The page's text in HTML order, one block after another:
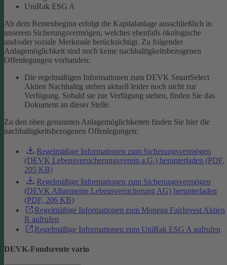
UniRak ESG A
Ab dem Rentenbeginn erfolgt die Kapitalanlage ausschließlich in
unserem Sicherungsvermögen, welches ebenfalls ökologische
und/oder soziale Merkmale berücksichtigt. Zu folgender
Anlagemöglichkeit sind noch keine nachhaltigkeitsbezogenen
Offenlegungen vorhanden:
Die regelmäßigen Informationen zum DEVK SmartSelect
Aktien Nachhaltig stehen aktuell leider noch nicht zur
Verfügung. Sobald sie zur Verfügung stehen, finden Sie das
Dokument an dieser Stelle.
Zu den oben genannten Anlagemöglichkeiten finden Sie hier die
nachhaltigkeitsbezogenen Offenlegungen:
Regelmäßige Informationen zum Sicherungsvermögen
(DEVK Lebensversicherungsverein a.G.) herunterladen (PDF,
205 KB)
Regelmäßige Informationen zum Sicherungsvermögen
(DEVK Allgemeine Lebensversicherung AG) herunterladen
(PDF, 206 KB)
Regelmäßige Informationen zum Monega FairInvest Aktien
R aufrufen
Regelmäßige Informationen zum UniRak ESG A aufrufen
DEVK-Fondsrente vario